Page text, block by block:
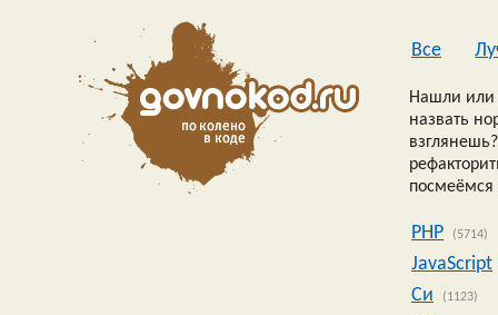
Все
Нашли или
назвать
посмеёмся
PHP (5714)
JavaScript
Си
(1123)